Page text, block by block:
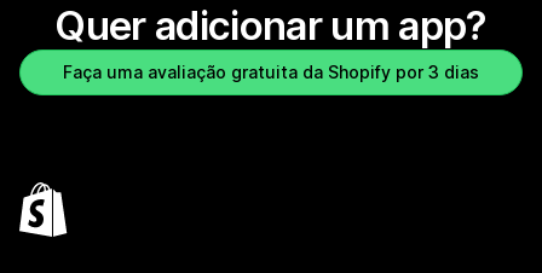
Quer adicionar um app?
Faça uma avaliação gratuita da Shopify por 3 dias